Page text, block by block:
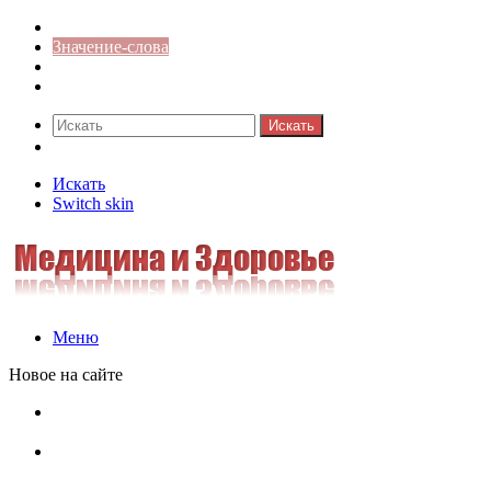
Значение-слова
Искать
Искать
Switch skin
Меню
Новое на сайте